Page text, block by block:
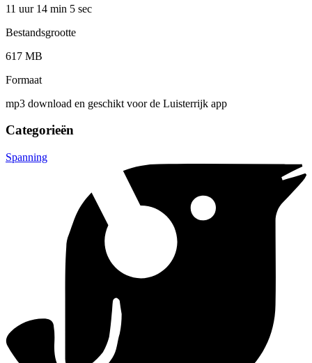
11 uur 14 min 5 sec
Bestandsgrootte
617 MB
Formaat
mp3 download en geschikt voor de Luisterrijk app
Categorieën
Spanning